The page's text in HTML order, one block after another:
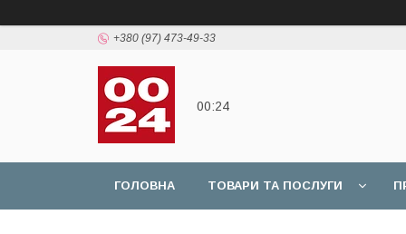
+380 (97) 473-49-33
00:24
ГОЛОВНА ТОВАРИ ТА ПОСЛУГИ